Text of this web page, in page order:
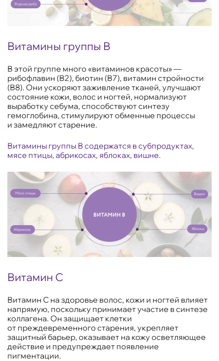
Витамины группы В
В этой группе много «витаминов красоты» —
рибофлавин (В2), биотин (В7), витамин стройности
(В8). Они ускоряют заживление тканей, улучшают
состояние кожи, волос и ногтей, нормализуют
выработку себума, способствуют синтезу
гемоглобина, стимулируют обменные процессы
и замедляют старение.
Витамины группы В содержатся в субпродуктах,
мясе птицы, абрикосах, яблоках, вишне.
Витамин С
Витамин С на здоровье волос, кожи и ногтей влияет
напрямую, поскольку принимает участие в синтезе
коллагена. Он защищает клетки
от преждевременного старения, укрепляет
защитный барьер, оказывает на кожу осветляющее
действие и предупреждает появление
пигментации.